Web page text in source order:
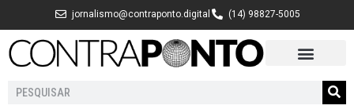
para
jornalismo@contraponto.digital (14) 98827-5005
Pesquisar